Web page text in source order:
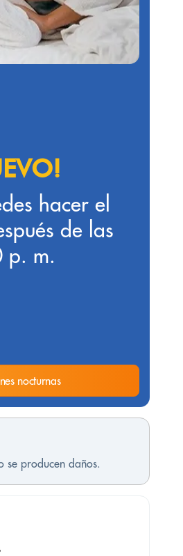
hacer el
de las
p. m.
nocturnas
se producen daños.